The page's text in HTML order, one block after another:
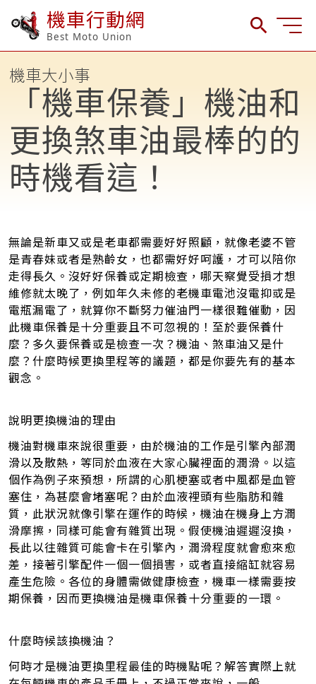
機車行動網
Best Moto Union
機車大小事
「機車保養」機油和
更換煞車油最棒的的
時機看這！
無論是新車又或是老車都需要好好照顧，就像老婆不管
是青春妹或者是熟齡女，也都需好好呵護，才可以陪你
走得長久。沒好好保養或定期檢查，哪天察覺受損才想
維修就太晚了，例如年久未修的老機車電池沒電抑或是
電瓶漏電了，就算你不斷努力催油門一樣很難催動，因
此機車保養是十分重要且不可忽視的！至於要保養什
麼？多久要保養或是檢查一次？機油、煞車油又是什
麼？什麼時候更換里程等的議題，都是你要先有的基本
觀念。
說明更換機油的理由
機油對機車來說很重要，由於機油的工作是引擎內部潤
滑以及散熱，等同於血液在大家心臟裡面的潤滑。以這
個作為例子來預想，所謂的心肌梗塞或者中風都是血管
塞住，為甚麼會堵塞呢？由於血液裡頭有些脂肪和雜
質，此狀況就像引擎在運作的時候，機油在機身上方潤
滑摩擦，同樣可能會有雜質出現。假使機油遲遲沒換，
長此以往雜質可能會卡在引擎內，潤滑程度就會愈來愈
差，接著引擎配件一個一個損害，或者直接縮缸就容易
產生危險。各位的身體需做健康檢查，機車一樣需要按
期保養，因而更換機油是機車保養十分重要的一環。
什麼時候該換機油？
何時才是機油更換里程最佳的時機點呢？解答實際上就